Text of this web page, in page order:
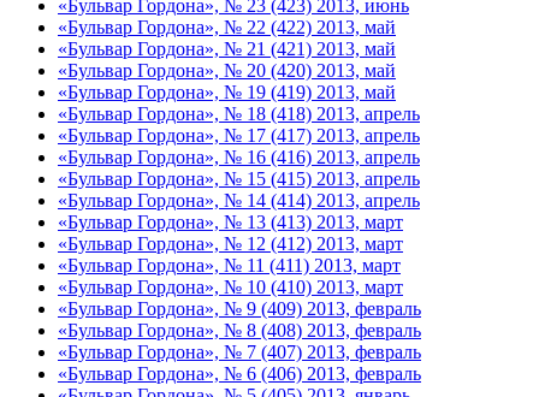
«Бульвар Гордона», № 23 (423) 2013, июнь
«Бульвар Гордона», № 22 (422) 2013, май
«Бульвар Гордона», № 21 (421) 2013, май
«Бульвар Гордона», № 20 (420) 2013, май
«Бульвар Гордона», № 19 (419) 2013, май
«Бульвар Гордона», № 18 (418) 2013, апрель
«Бульвар Гордона», № 17 (417) 2013, апрель
«Бульвар Гордона», № 16 (416) 2013, апрель
«Бульвар Гордона», № 15 (415) 2013, апрель
«Бульвар Гордона», № 14 (414) 2013, апрель
«Бульвар Гордона», № 13 (413) 2013, март
«Бульвар Гордона», № 12 (412) 2013, март
«Бульвар Гордона», № 11 (411) 2013, март
«Бульвар Гордона», № 10 (410) 2013, март
«Бульвар Гордона», № 9 (409) 2013, февраль
«Бульвар Гордона», № 8 (408) 2013, февраль
«Бульвар Гордона», № 7 (407) 2013, февраль
«Бульвар Гордона», № 6 (406) 2013, февраль